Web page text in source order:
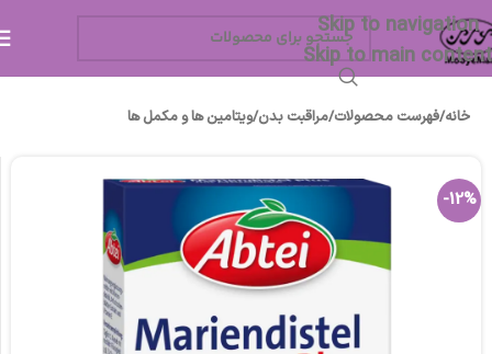
Skip to navigation
Skip to main content
خانه/فهرست محصولات/مراقبت بدن/ویتامین ها و مکمل ها
-12%